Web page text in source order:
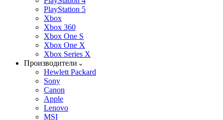
PlayStation 5
Xbox
Xbox 360
Xbox One S
Xbox One X
Xbox Series X
Производители
Hewlett Packard
Sony
Canon
Apple
Lenovo
MSI